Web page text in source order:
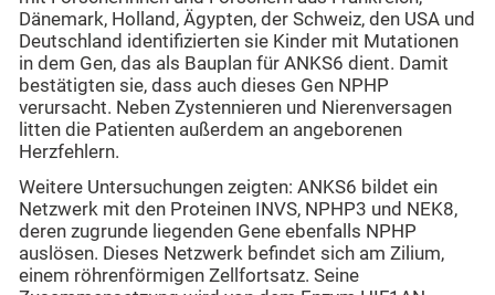
Dänemark, Holland, Ägypten, der Schweiz, den USA und
Deutschland identifizierten sie Kinder mit Mutationen
in dem Gen, das als Bauplan für ANKS6 dient. Damit
bestätigten sie, dass auch dieses Gen NPHP
verursacht. Neben Zystennieren und Nierenversagen
litten die Patienten außerdem an angeborenen
Herzfehlern.
Weitere Untersuchungen zeigten: ANKS6 bildet ein
Netzwerk mit den Proteinen INVS, NPHP3 und NEK8,
deren zugrunde liegenden Gene ebenfalls NPHP
auslösen. Dieses Netzwerk befindet sich am Zilium,
einem röhrenförmigen Zellfortsatz. Seine